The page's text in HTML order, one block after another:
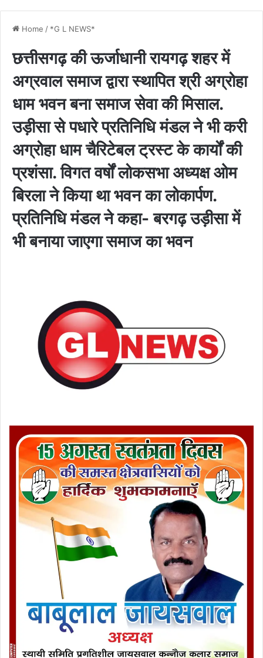
Home / *G L NEWS*
छत्तीसगढ़ की ऊर्जाधानी रायगढ़ शहर में
अग्रवाल समाज द्वारा स्थापित श्री अग्रोहा
धाम भवन बना समाज सेवा की मिसाल.
उड़ीसा से पधारे प्रतिनिधि मंडल ने भी करी
अग्रोहा धाम चैरिटेबल ट्रस्ट के कार्यों की
प्रशंसा. विगत वर्षों लोकसभा अध्यक्ष ओम
बिरला ने किया था भवन का लोकार्पण.
प्रतिनिधि मंडल ने कहा- बरगढ़ उड़ीसा में
भी बनाया जाएगा समाज का भवन